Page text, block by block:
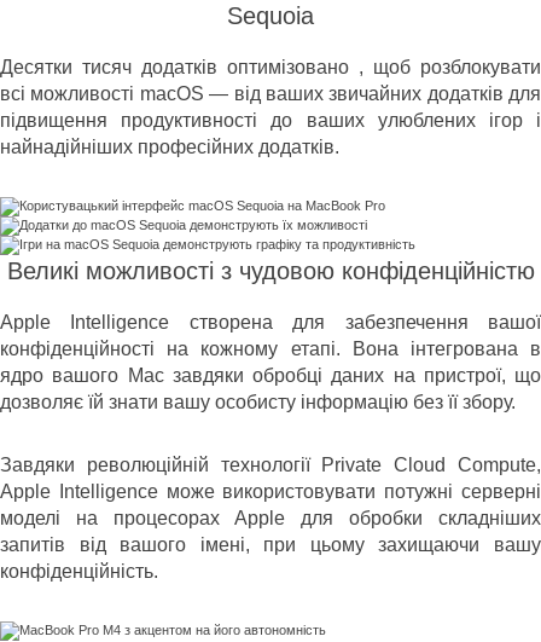
Sequoia
Десятки тисяч додатків оптимізовано , щоб розблокувати
всі можливості macOS — від ваших звичайних додатків для
підвищення продуктивності до ваших улюблених ігор і
найнадійніших професійних додатків.
Великі можливості з чудовою конфіденційністю
Apple Intelligence створена для забезпечення вашої
конфіденційності на кожному етапі. Вона інтегрована в
ядро вашого Mac завдяки обробці даних на пристрої, що
дозволяє їй знати вашу особисту інформацію без її збору.
Завдяки революційній технології Private Cloud Compute,
Apple Intelligence може використовувати потужні серверні
моделі на процесорах Apple для обробки складніших
запитів від вашого імені, при цьому захищаючи вашу
конфіденційність.